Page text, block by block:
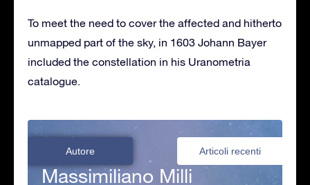
To meet the need to cover the affected and hitherto
unmapped part of the sky, in 1603 Johann Bayer
included the constellation in his Uranometria
catalogue.
Autore Articoli recenti
Massimiliano Milli